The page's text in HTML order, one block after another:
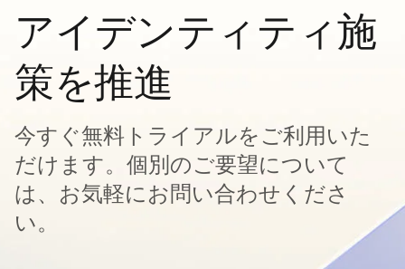
アイデンティティ施
策を推進
今すぐ無料トライアルをご利用いた
だけます。個別のご要望について
は、お気軽にお問い合わせくださ
い。